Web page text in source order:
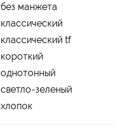
без манжета
классический
классический tf
короткий
однотонный
светло-зеленый
хлопок